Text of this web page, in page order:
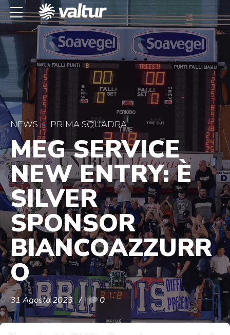
NEWS PRIMA SQUADRA
MEG SERVICE
NEW ENTRY: È
SILVER
SPONSOR
BIANCOAZZURR
O
31 Agosto 2023 0